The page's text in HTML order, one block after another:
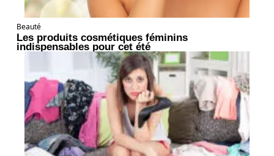
Beauté
Les produits cosmétiques féminins
indispensables pour cet été